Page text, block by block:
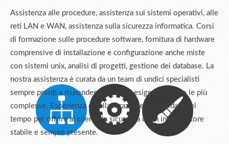
Assistenza alle procedure, assistenza sui sistemi operativi, alle
reti LAN e WAN, assistenza sulla sicurezza informatica. Corsi
di formazione sulle procedure software, fornitura di hardware
comprensive di installazione e configurazione anche miste
con sistemi unix, analisi di progetti, gestione dei database. La
nostra assistenza è curata da un team di undici specialisti
sempre pronti a rispondere a tutte le esigenze, anche le più
complesse. Esperienza e collaborazione consolidata nel
tempo per offrire al cliente la sicurezza di un interlocutore
stabile e sempre presente.